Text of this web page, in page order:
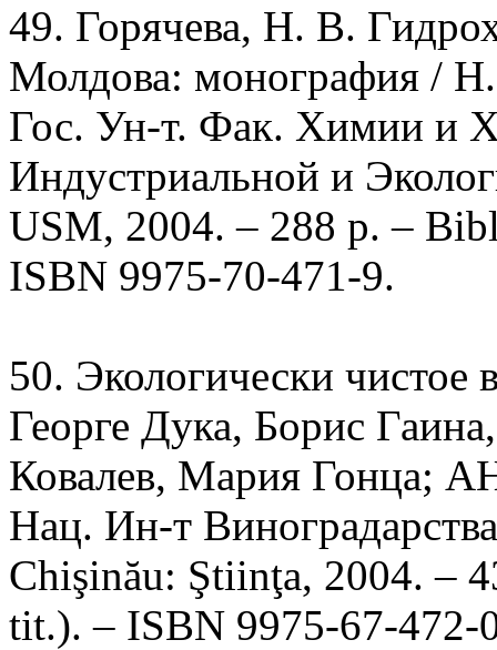
49. Горячева, Н. В.
Молдова: монография /
Гос. Ун-т. Фак. Химии и
Индустриальной и
USM, 2004. – 288 р. –
ISBN 9975-70-471-9.
50. Экологически чистое
Георге Дука, Борис
Ковалев, Мария Гонца;
Нац. Ин-т
Chişinău: Ştiinţa, 2004. –
tit.). – ISBN 9975-67-472-